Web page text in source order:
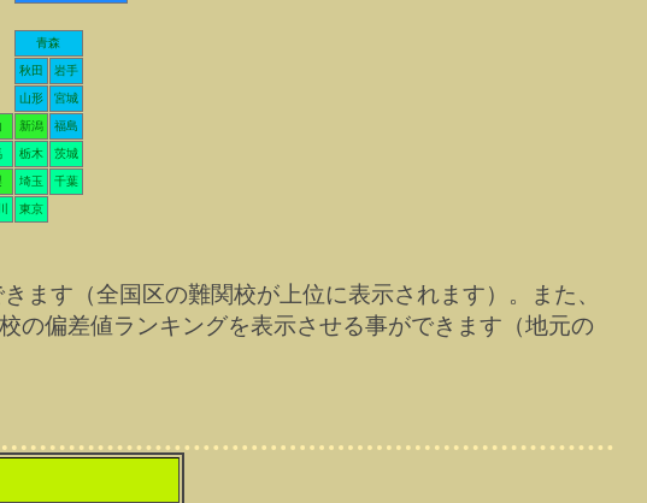
青森
秋田 岩手
山形 宮城
新潟 福島
栃木 茨城
埼玉 千葉
東京
す（全国区の難関校が上位に表示されます）。また、
の偏差値ランキングを表示させる事ができます（地元の